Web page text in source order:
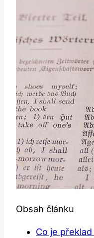
Obsah článku
Co je